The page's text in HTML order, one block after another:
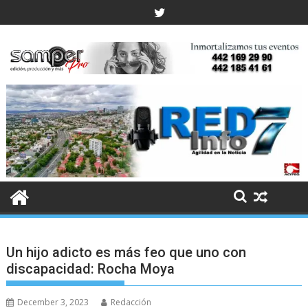
to
Un hijo adicto es más feo que uno con
discapacidad: Rocha Moya
December 3, 2023 Redacción